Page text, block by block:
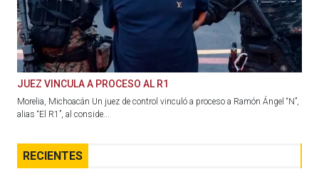
JUEZ VINCULA A PROCESO AL R1
Morelia, Michoacán Un juez de control vinculó a proceso a Ramón Ángel “N”,
alias “El R1”, al conside...
RECIENTES